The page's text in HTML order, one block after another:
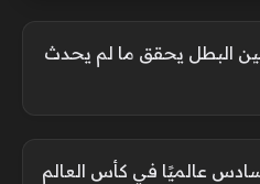
البطل يحقق ما لم يحدث
عالميًا في كأس العالم